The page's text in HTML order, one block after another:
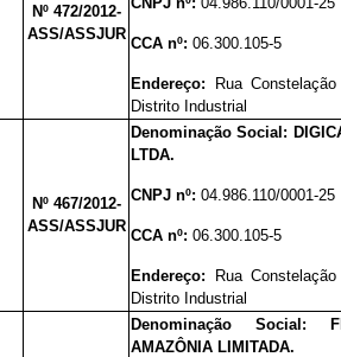
Nº 472/2012-
ASS/ASSJUR
CCA nº:06.300.105-5
Endereço:
Rua
Distrito Industrial
Nº 467/2012-
ASS/ASSJUR
Denominação Social:
LTDA.
CNPJ nº:04.986.110/0001-25
CCA nº:06.300.105-5
Endereço:
Rua
Distrito Industrial
Denominação Social:
AMAZÔNIA LIMITADA.